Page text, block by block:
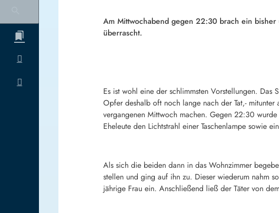
Am Mittwochabend gegen 22:30 brach ein
überrascht.
Es ist wohl eine der schlimmsten Vorstellungen.
Opfer deshalb oft noch lange nach der Tat,-
vergangenen Mittwoch machen. Gegen 22:30
Eheleute den Lichtstrahl einer Taschenlampe sowie
Als sich die beiden dann in das Wohnzimmer
stellen und ging auf ihn zu. Dieser wiederum nahm
jährige Frau ein. Anschließend ließ der Täter von